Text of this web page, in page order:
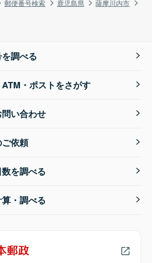
郵便番号検索 鹿児島県
薩摩川内市
調べる
・ポストをさがす
い合わせ
依頼
を調べる
・調べる